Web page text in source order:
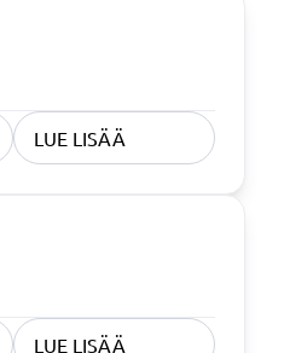
LUE LISÄÄ
LUE LISÄÄ